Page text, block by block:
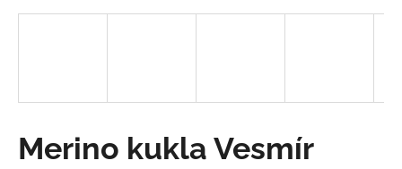
Merino kukla Vesmír
p